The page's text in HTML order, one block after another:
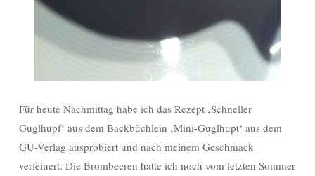
Für heute Nachmittag habe ich das Rezept ‚Schneller
Guglhupf‘ aus dem Backbüchlein ‚Mini-Guglhupt‘ aus dem
GU-Verlag ausprobiert und nach meinem Geschmack
verfeinert. Die Brombeeren hatte ich noch vom letzten Sommer